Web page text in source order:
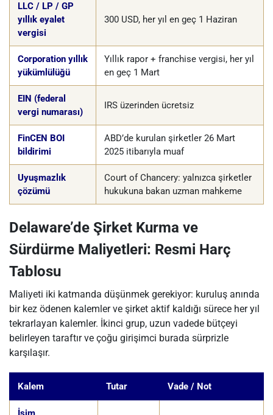
LLC / LP / GP
yıllık eyalet
vergisi
300 USD, her yıl en geç 1 Haziran
Corporation yıllık
yükümlülüğü
Yıllık rapor + franchise vergisi, her yıl
en geç 1 Mart
EIN (federal
vergi numarası)
IRS üzerinden ücretsiz
FinCEN BOI
bildirimi
ABD’de kurulan şirketler 26 Mart
2025 itibarıyla muaf
Uyuşmazlık
çözümü
Court of Chancery: yalnızca şirketler
hukukuna bakan uzman mahkeme
Delaware’de Şirket Kurma ve
Sürdürme Maliyetleri: Resmi Harç
Tablosu
Maliyeti iki katmanda düşünmek gerekiyor: kuruluş anında
bir kez ödenen kalemler ve şirket aktif kaldığı sürece her yıl
tekrarlayan kalemler. İkinci grup, uzun vadede bütçeyi
belirleyen taraftır ve çoğu girişimci burada sürprizle
karşılaşır.
Kalem Tutar Vade / Not